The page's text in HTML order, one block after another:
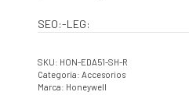
SEO:-LEG:
SKU: HON-EDA51-SH-R
Categoría: Accesorios
Marca: Honeywell